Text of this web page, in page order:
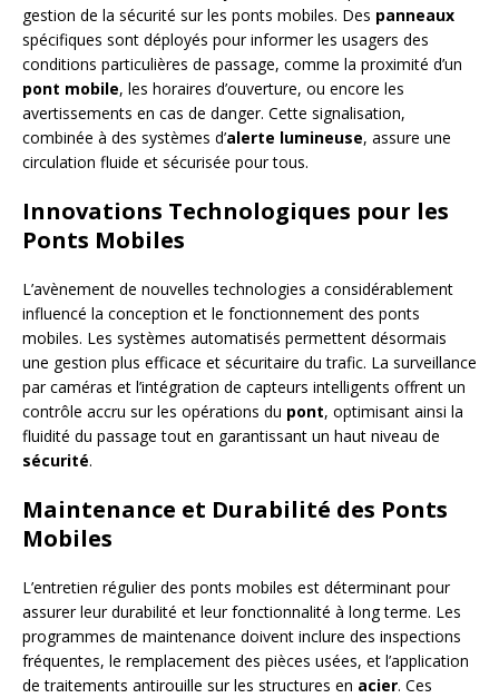
gestion de la sécurité sur les ponts mobiles. Des panneaux
spécifiques sont déployés pour informer les usagers des
conditions particulières de passage, comme la proximité d’un
pont mobile, les horaires d’ouverture, ou encore les
avertissements en cas de danger. Cette signalisation,
combinée à des systèmes d’alerte lumineuse, assure une
circulation fluide et sécurisée pour tous.
Innovations Technologiques pour les
Ponts Mobiles
L’avènement de nouvelles technologies a considérablement
influencé la conception et le fonctionnement des ponts
mobiles. Les systèmes automatisés permettent désormais
une gestion plus efficace et sécuritaire du trafic. La surveillance
par caméras et l’intégration de capteurs intelligents offrent un
contrôle accru sur les opérations du pont, optimisant ainsi la
fluidité du passage tout en garantissant un haut niveau de
sécurité.
Maintenance et Durabilité des Ponts
Mobiles
L’entretien régulier des ponts mobiles est déterminant pour
assurer leur durabilité et leur fonctionnalité à long terme. Les
programmes de maintenance doivent inclure des inspections
fréquentes, le remplacement des pièces usées, et l’application
de traitements antirouille sur les structures en acier. Ces